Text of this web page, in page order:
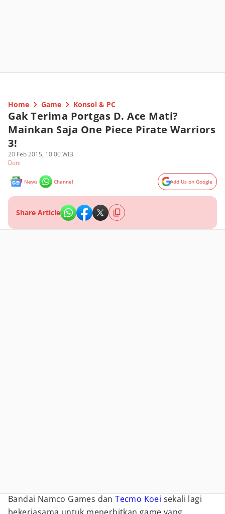
Home Game Konsol & PC
Gak Terima Portgas D. Ace Mati?
Mainkan Saja One Piece Pirate Warriors
3!
20 Feb 2015, 10:00 WIB
Doni
News Channel Add Us on Google
Share Article
Bandai Namco Games danTecmo Koei sekali lagi